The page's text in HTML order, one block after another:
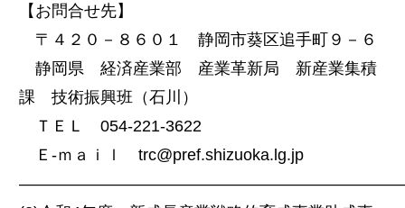
【お問合せ先】
〒４２０－８６０１ 静岡市葵区追手町９－６
静岡県 経済産業部 産業革新局 新産業集積
課 技術振興班（石川）
ＴＥＬ 054-221-3622
Ｅ-ｍａｉｌ trc@pref.shizuoka.lg.jp